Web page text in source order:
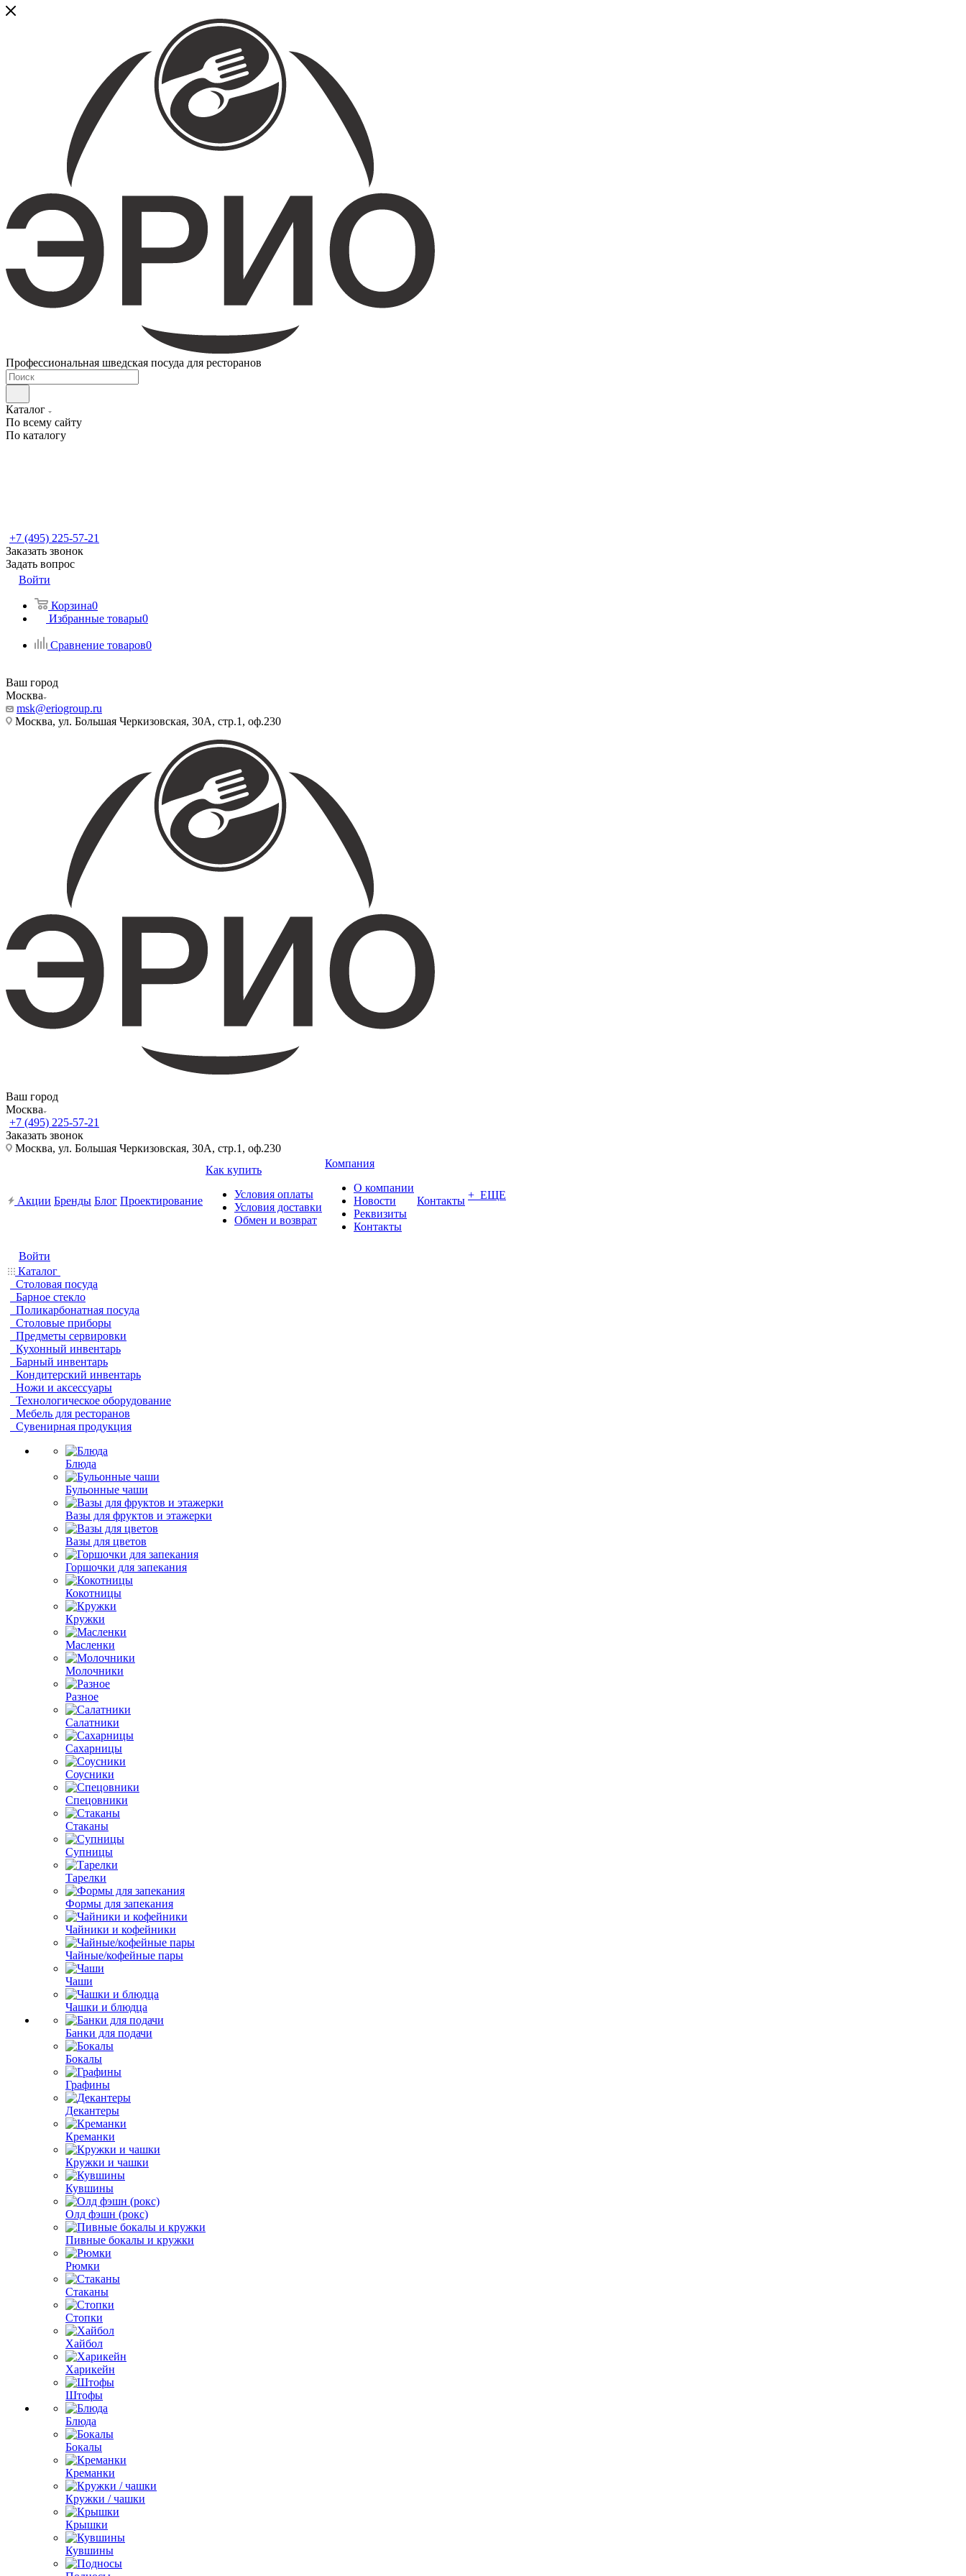
Профессиональная шведская посуда для ресторанов
Каталог
По всему сайту
По каталогу
+7 (495) 225-57-21
Заказать звонок
Задать вопрос
Войти
Корзина0
Избранные товары0
Сравнение товаров0
Ваш город
Москва
msk@eriogroup.ru
Москва, ул. Большая Черкизовская, 30А, стр.1, оф.230
Ваш город
Москва
+7 (495) 225-57-21
Заказать звонок
Москва, ул. Большая Черкизовская, 30А, стр.1, оф.230
Акции Бренды Блог Проектирование
Как купить
Условия оплаты
Условия доставки
Обмен и возврат
Компания
О компании
Новости
Реквизиты
Контакты
Контакты + ЕЩЕ
Войти
Каталог
Столовая посуда
Барное стекло
Поликарбонатная посуда
Столовые приборы
Предметы сервировки
Кухонный инвентарь
Барный инвентарь
Кондитерский инвентарь
Ножи и аксессуары
Технологическое оборудование
Мебель для ресторанов
Сувенирная продукция
Блюда
Бульонные чаши
Вазы для фруктов и этажерки
Вазы для цветов
Горшочки для запекания
Кокотницы
Кружки
Масленки
Молочники
Разное
Салатники
Сахарницы
Соусники
Спецовники
Стаканы
Супницы
Тарелки
Формы для запекания
Чайники и кофейники
Чайные/кофейные пары
Чаши
Чашки и блюдца
Банки для подачи
Бокалы
Графины
Декантеры
Креманки
Кружки и чашки
Кувшины
Олд фэшн (рокс)
Пивные бокалы и кружки
Рюмки
Стаканы
Стопки
Хайбол
Харикейн
Штофы
Блюда
Бокалы
Креманки
Кружки / чашки
Крышки
Кувшины